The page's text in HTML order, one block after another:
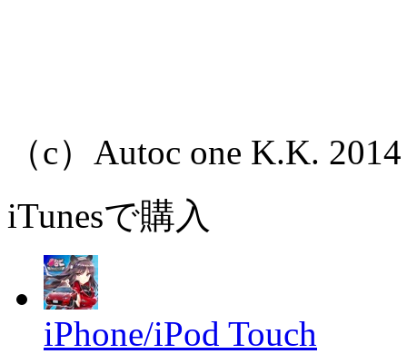
（c）Autoc one K.K. 2014
iTunesで購入
iPhone/iPod Touch